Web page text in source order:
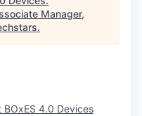
Manager,
.
BOxES 4.0 Devices